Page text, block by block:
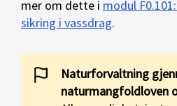
mer om dette i modul
sikring i vassdrag.
Naturforvaltning
naturmangfoldloven